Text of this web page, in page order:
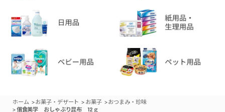
ホーム >お菓子・デザート > お菓子 >おつまみ・珍味
>個食美学 おしゃぶり昆布 12ｇ